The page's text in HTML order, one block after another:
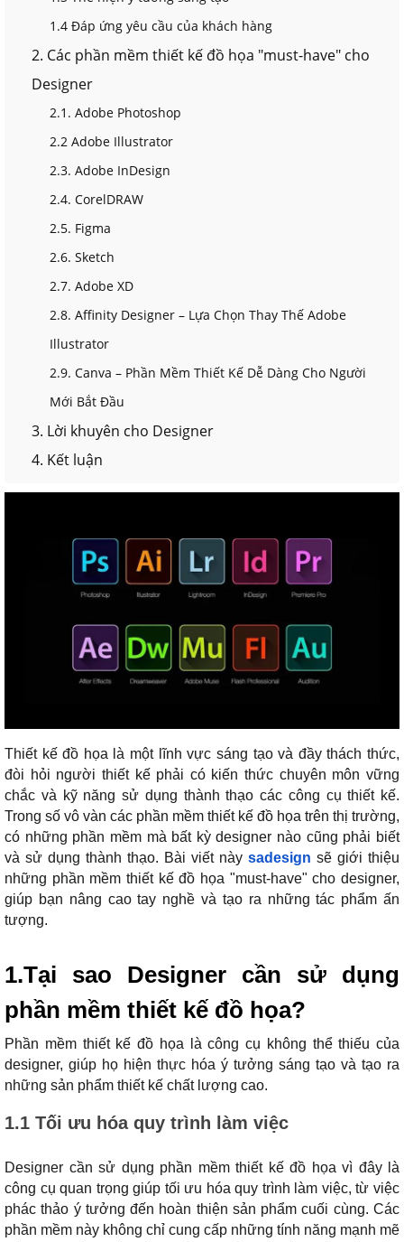
1.4 Đáp ứng yêu cầu của khách hàng
2. Các phần mềm thiết kế đồ họa "must-have" cho
Designer
2.1. Adobe Photoshop
2.2 Adobe Illustrator
2.3. Adobe InDesign
2.4. CorelDRAW
2.5. Figma
2.6. Sketch
2.7. Adobe XD
2.8. Affinity Designer – Lựa Chọn Thay Thế Adobe
Illustrator
2.9. Canva – Phần Mềm Thiết Kế Dễ Dàng Cho Người
Mới Bắt Đầu
3. Lời khuyên cho Designer
4. Kết luận
Thiết kế đồ họa là một lĩnh vực sáng tạo và đầy thách thức,
đòi hỏi người thiết kế phải có kiến thức chuyên môn vững
chắc và kỹ năng sử dụng thành thạo các công cụ thiết kế.
Trong số vô vàn các phần mềm thiết kế đồ họa trên thị trường,
có những phần mềm mà bất kỳ designer nào cũng phải biết
và sử dụng thành thạo. Bài viết này sadesign sẽ giới thiệu
những phần mềm thiết kế đồ họa "must-have" cho designer,
giúp bạn nâng cao tay nghề và tạo ra những tác phẩm ấn
tượng.
1.Tại sao Designer cần sử dụng
phần mềm thiết kế đồ họa?
Phần mềm thiết kế đồ họa là công cụ không thể thiếu của
designer, giúp họ hiện thực hóa ý tưởng sáng tạo và tạo ra
những sản phẩm thiết kế chất lượng cao.
1.1 Tối ưu hóa quy trình làm việc
Designer cần sử dụng phần mềm thiết kế đồ họa vì đây là
công cụ quan trọng giúp tối ưu hóa quy trình làm việc, từ việc
phác thảo ý tưởng đến hoàn thiện sản phẩm cuối cùng. Các
phần mềm này không chỉ cung cấp những tính năng mạnh mẽ